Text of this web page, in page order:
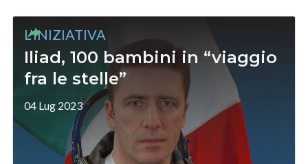
L’INIZIATIVA
Iliad, 100 bambini in “viaggio
fra le stelle”
04 Lug 2023